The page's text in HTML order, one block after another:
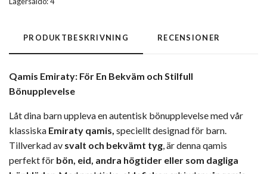
PRODUKTBESKRIVNING RECENSIONER
Qamis Emiraty: För En Bekväm och Stilfull
Bönupplevelse
Låt dina barn uppleva en autentisk bönupplevelse med vår
klassiska Emiraty qamis, speciellt designad för barn.
Tillverkad av svalt och bekvämt tyg , är denna qamis
perfekt för bön, eid, andra högtider eller som dagliga